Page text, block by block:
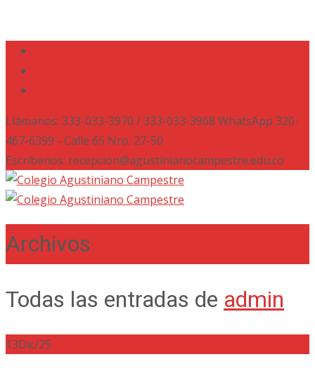
Llámanos: 333-033-3970 / 333-033-3968 WhatsApp 320-
467-6399 - Calle 65 Nro. 27-50
Escríbenos: recepcion@agustinianocampestre.edu.co
Archivos
Todas las entradas de admin
13Dic/25